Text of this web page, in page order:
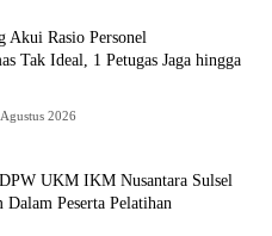
Akui Rasio Personel
Tak Ideal, 1 Petugas Jaga hingga
2026
UKM IKM Nusantara Sulsel
Dalam Peserta Pelatihan